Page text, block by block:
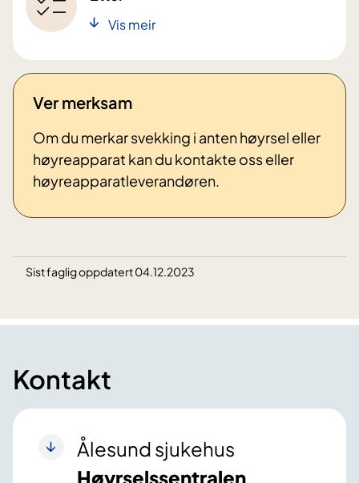
Vis meir
Ver merksam
Om du merkar svekking i anten høyrsel eller
høyreapparat kan du kontakte oss eller
høyreapparatleverandøren.
Sist faglig oppdatert 04.12.2023
Kontakt
Ålesund sjukehus
Høyrselssentralen